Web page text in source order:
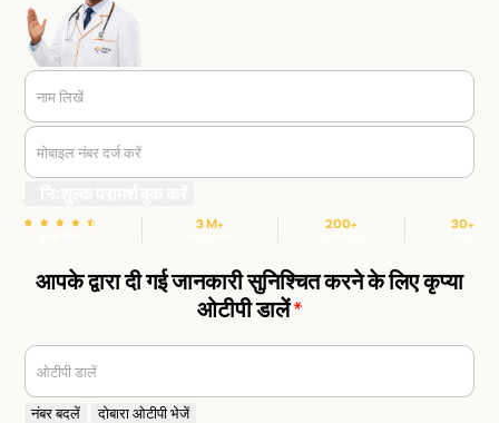
नाम लिखें
मोबाइल नंबर दर्ज करें
3 M+ 200+ 30+
आपके द्वारा दी गई जानकारी सुनिश्चित करने के लिए कृप्या
ओटीपी डालें*
ओटीपी डालें
नंबर बदलें दोबारा ओटीपी भेजें